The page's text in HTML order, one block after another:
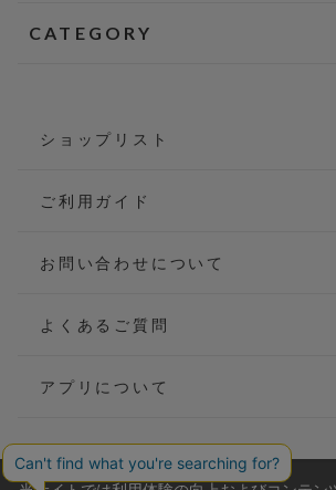
CATEGORY
ショップリスト
ご利用ガイド
お問い合わせについて
よくあるご質問
アプリについて